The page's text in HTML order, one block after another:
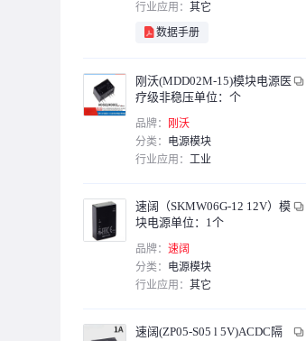
行业应用： 其它
数据手册
刚沃(MDD02M-15)模块电源医
疗级非稳压单位：个
品牌：
刚沃
分类： 电源模块
行业应用： 工业
速阔（SKMW06G-12 12V）模
块电源单位：1个
品牌： 速阔
分类： 电源模块
行业应用： 其它
速阔(ZP05-S05 l 5V)ACDC隔